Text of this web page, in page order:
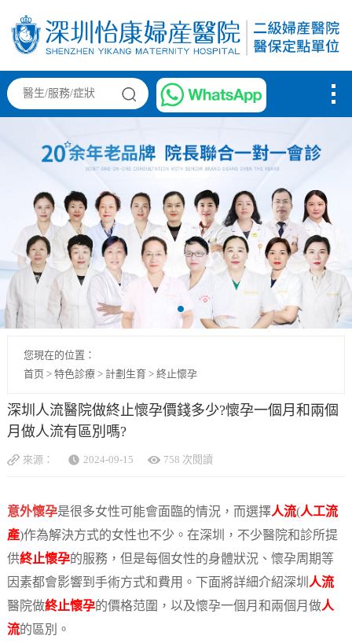
您現在的位置：
首页 > 特色診療> 計劃生育> 終止懷孕
深圳人流醫院做終止懷孕價錢多少?懷孕一個月和兩個
月做人流有區別嗎?
來源： 2024-09-15 758 次閱讀
意外懷孕是很多女性可能會面臨的情況，而選擇人流(人工流
產)作為解決方式的女性也不少。在深圳，不少醫院和診所提
供終止懷孕的服務，但是每個女性的身體狀況、懷孕周期等
因素都會影響到手術方式和費用。下面將詳細介紹深圳 人流
醫院做終止懷孕的價格范圍，以及懷孕一個月和兩個月做人
流的區別。